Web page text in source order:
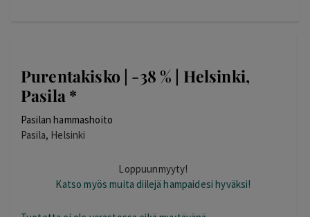
Purentakisko | -38 % | Helsinki,
Pasila *
Pasilan hammashoito
Pasila, Helsinki
Loppuunmyyty!
Katso myös muita diilejä hampaidesi hyväksi!